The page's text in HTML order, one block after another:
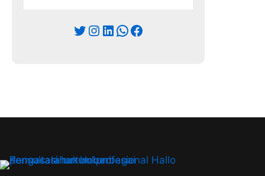
Twitter Instagram LinkedIn WhatsApp Facebook